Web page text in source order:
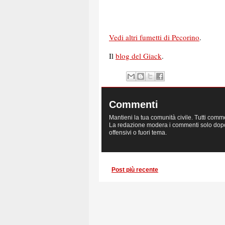
Vedi altri fumetti di Pecorino.
Il blog del Giack.
Commenti
Mantieni la tua comunità civile. Tutti
La redazione modera i commenti solo
offensivi o fuori tema.
Post più recente